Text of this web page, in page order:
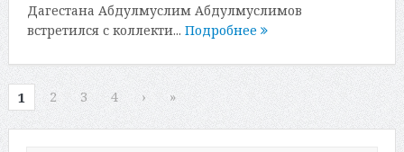
Дагестана Абдулмуслим Абдулмуслимов
встретился с коллекти... Подробнее
1 2 3 4 › »